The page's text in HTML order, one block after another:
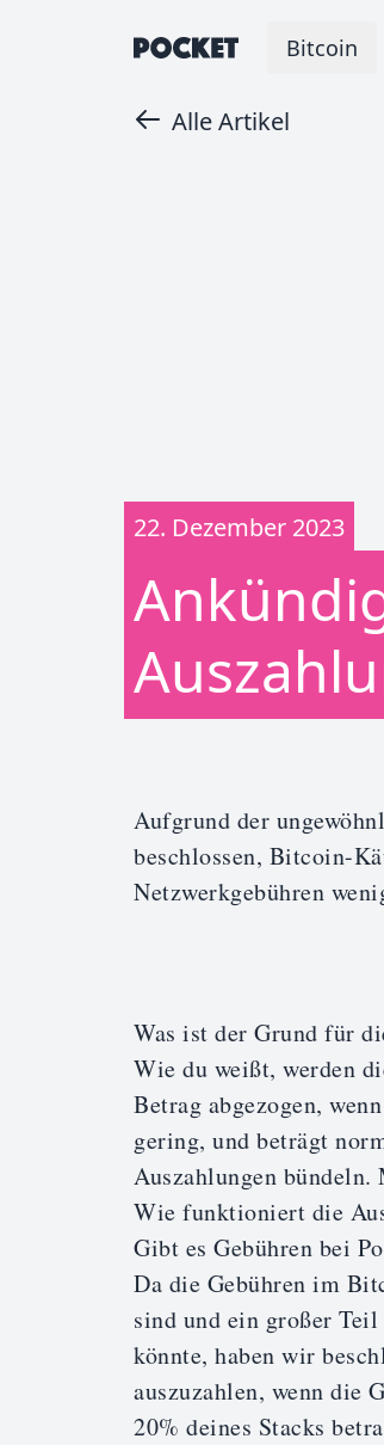
Bitcoin
Alle Artikel
22. Dezember 2023
Aufgrund der
beschlossen, Bitcoin-
Netzwerkgebühren
Was ist der Grund für
Wie du weißt, werden
Betrag abgezogen,
gering, und beträgt
Auszahlungen bündeln.
Wie funktioniert die
Gibt es Gebühren bei
Da die Gebühren im
sind und ein großer
könnte, haben wir
auszuzahlen, wenn die
20% deines Stacks